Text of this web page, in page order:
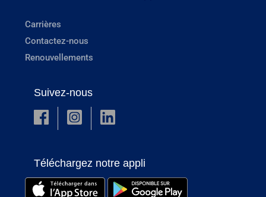
Carrières
Contactez-nous
Renouvellements
Suivez-nous
Téléchargez notre appli